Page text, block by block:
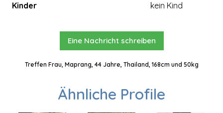
Kinder
kein Kind
Eine Nachricht schreiben
Treffen Frau, Maprang, 44 Jahre, Thailand, 168cm und 50kg
Ähnliche Profile